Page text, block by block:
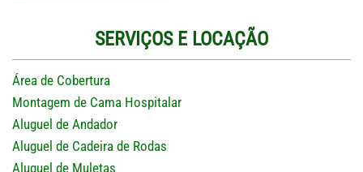
SERVIÇOS E LOCAÇÃO
Área de Cobertura
Montagem de Cama Hospitalar
Aluguel de Andador
Aluguel de Cadeira de Rodas
Aluguel de Muletas